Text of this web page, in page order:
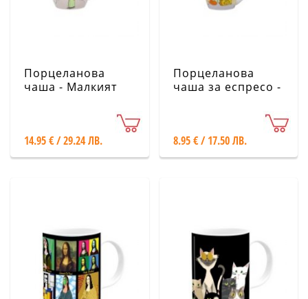
Порцеланова
чаша - Малкият
14.95 € / 29.24 ЛВ.
Порцеланова
чаша за еспресо -
8.95 € / 17.50 ЛВ.